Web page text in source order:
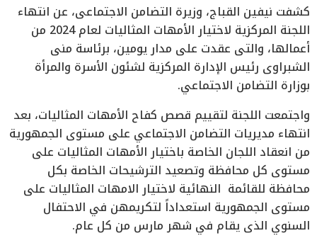
كشفت نيفين القباج، وزيرة التضامن الاجتماعي، عن انتهاء
اللجنة المركزية لاختيار الأمهات المثاليات لعام 2024 من
أعمالها، والتي عقدت على مدار يومين، برئاسة مني
الشبراوي رئيس الإدارة المركزية لشئون الأسرة والمرأة
بوزارة التضامن الاجتماعي.
واجتمعت اللجنة لتقييم قصص كفاح الأمهات المثاليات، بعد
انتهاء مديريات التضامن الاجتماعي على مستوى الجمهورية
من انعقاد اللجان الخاصة باختيار الأمهات المثاليات على
مستوى كل محافظة وتصعيد الترشيحات الخاصة بكل
محافظة للقائمة النهائية لاختيار الامهات المثاليات على
مستوى الجمهورية استعداداً لتكريمهن في الاحتفال
السنوي الذى يقام في شهر مارس من كل عام.